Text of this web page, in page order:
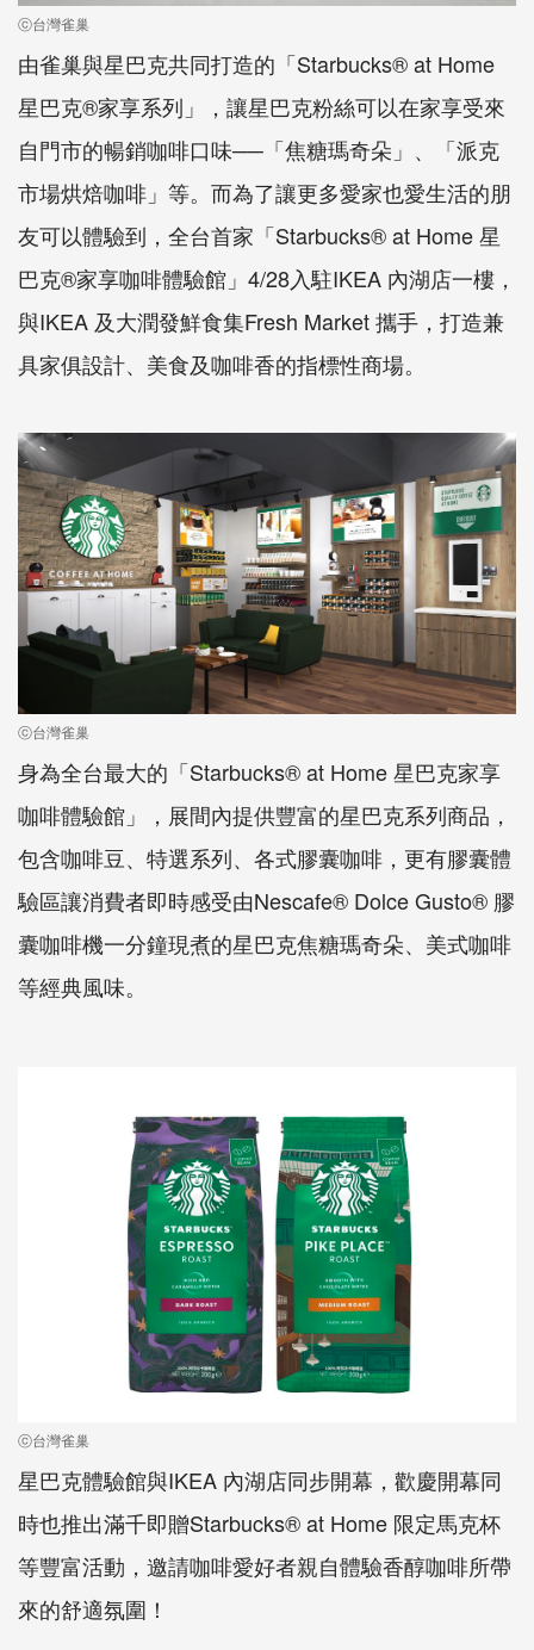
ⓒ台灣雀巢
由雀巢與星巴克共同打造的「Starbucks® at Home
星巴克®家享系列」，讓星巴克粉絲可以在家享受來
自門市的暢銷咖啡口味──「焦糖瑪奇朵」、「派克
市場烘焙咖啡」等。而為了讓更多愛家也愛生活的朋
友可以體驗到，全台首家「Starbucks® at Home 星
巴克®家享咖啡體驗館」4/28入駐IKEA 內湖店一樓，
與IKEA 及大潤發鮮食集Fresh Market 攜手，打造兼
具家俱設計、美食及咖啡香的指標性商場。
ⓒ台灣雀巢
身為全台最大的「Starbucks® at Home 星巴克家享
咖啡體驗館」，展間內提供豐富的星巴克系列商品，
包含咖啡豆、特選系列、各式膠囊咖啡，更有膠囊體
驗區讓消費者即時感受由Nescafe® Dolce Gusto® 膠
囊咖啡機一分鐘現煮的星巴克焦糖瑪奇朵、美式咖啡
等經典風味。
ⓒ台灣雀巢
星巴克體驗館與IKEA 內湖店同步開幕，歡慶開幕同
時也推出滿千即贈Starbucks® at Home 限定馬克杯
等豐富活動，邀請咖啡愛好者親自體驗香醇咖啡所帶
來的舒適氛圍！